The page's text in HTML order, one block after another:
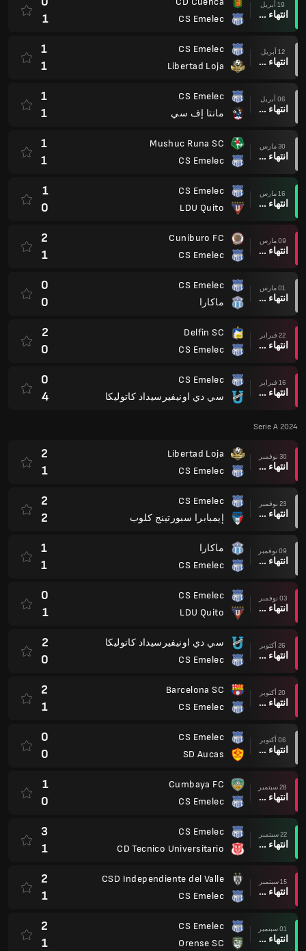
19 أبريل
انتهاء وقت المباراة
CS Emelec
1
12 أبريل
انتهاء وقت المباراة
CS Emelec
Libertad Loja
1
1
06 أبريل
انتهاء وقت المباراة
CS Emelec
مانتا إف سي
1
1
30 مارس
انتهاء وقت المباراة
Mushuc Runa SC
CS Emelec
1
1
16 مارس
انتهاء وقت المباراة
CS Emelec
LDU Quito
1
0
09 مارس
انتهاء وقت المباراة
Cuniburo FC
CS Emelec
2
1
01 مارس
انتهاء وقت المباراة
CS Emelec
ماكارا
0
0
22 فبراير
انتهاء وقت المباراة
Delfin SC
CS Emelec
2
0
16 فبراير
انتهاء وقت المباراة
CS Emelec
سي دي اونيفيرسيداد كاتوليكا
0
4
Serie A 2024
30 نوفمبر
انتهاء وقت المباراة
Libertad Loja
CS Emelec
2
1
23 نوفمبر
انتهاء وقت المباراة
CS Emelec
إيمبابرا سبورتينج كلوب
2
2
09 نوفمبر
انتهاء وقت المباراة
ماكارا
CS Emelec
1
1
03 نوفمبر
انتهاء وقت المباراة
CS Emelec
LDU Quito
0
1
26 أكتوبر
انتهاء وقت المباراة
سي دي اونيفيرسيداد كاتوليكا
CS Emelec
2
0
20 أكتوبر
انتهاء وقت المباراة
Barcelona SC
CS Emelec
2
1
06 أكتوبر
انتهاء وقت المباراة
CS Emelec
SD Aucas
0
0
28 سبتمبر
انتهاء وقت المباراة
Cumbaya FC
CS Emelec
1
0
22 سبتمبر
انتهاء وقت المباراة
CS Emelec
CD Tecnico Universitario
3
1
15 سبتمبر
انتهاء وقت المباراة
CSD Independiente del Valle
CS Emelec
2
1
01 سبتمبر
انتهاء وقت المباراة
CS Emelec
Orense SC
2
1